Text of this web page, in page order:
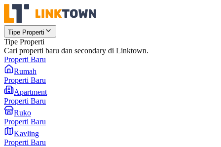
Tipe Properti
Tipe Properti
Cari properti baru dan secondary di Linktown.
Properti Baru
Rumah
Properti Baru
Apartment
Properti Baru
Ruko
Properti Baru
Kavling
Properti Baru